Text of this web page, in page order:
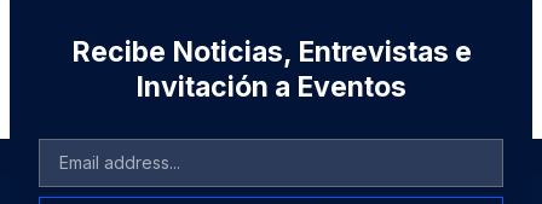
Recibe Noticias, Entrevistas e
Invitación a Eventos